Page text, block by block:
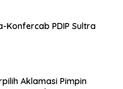
Konfercab PDIP Sultra
Aklamasi Pimpin